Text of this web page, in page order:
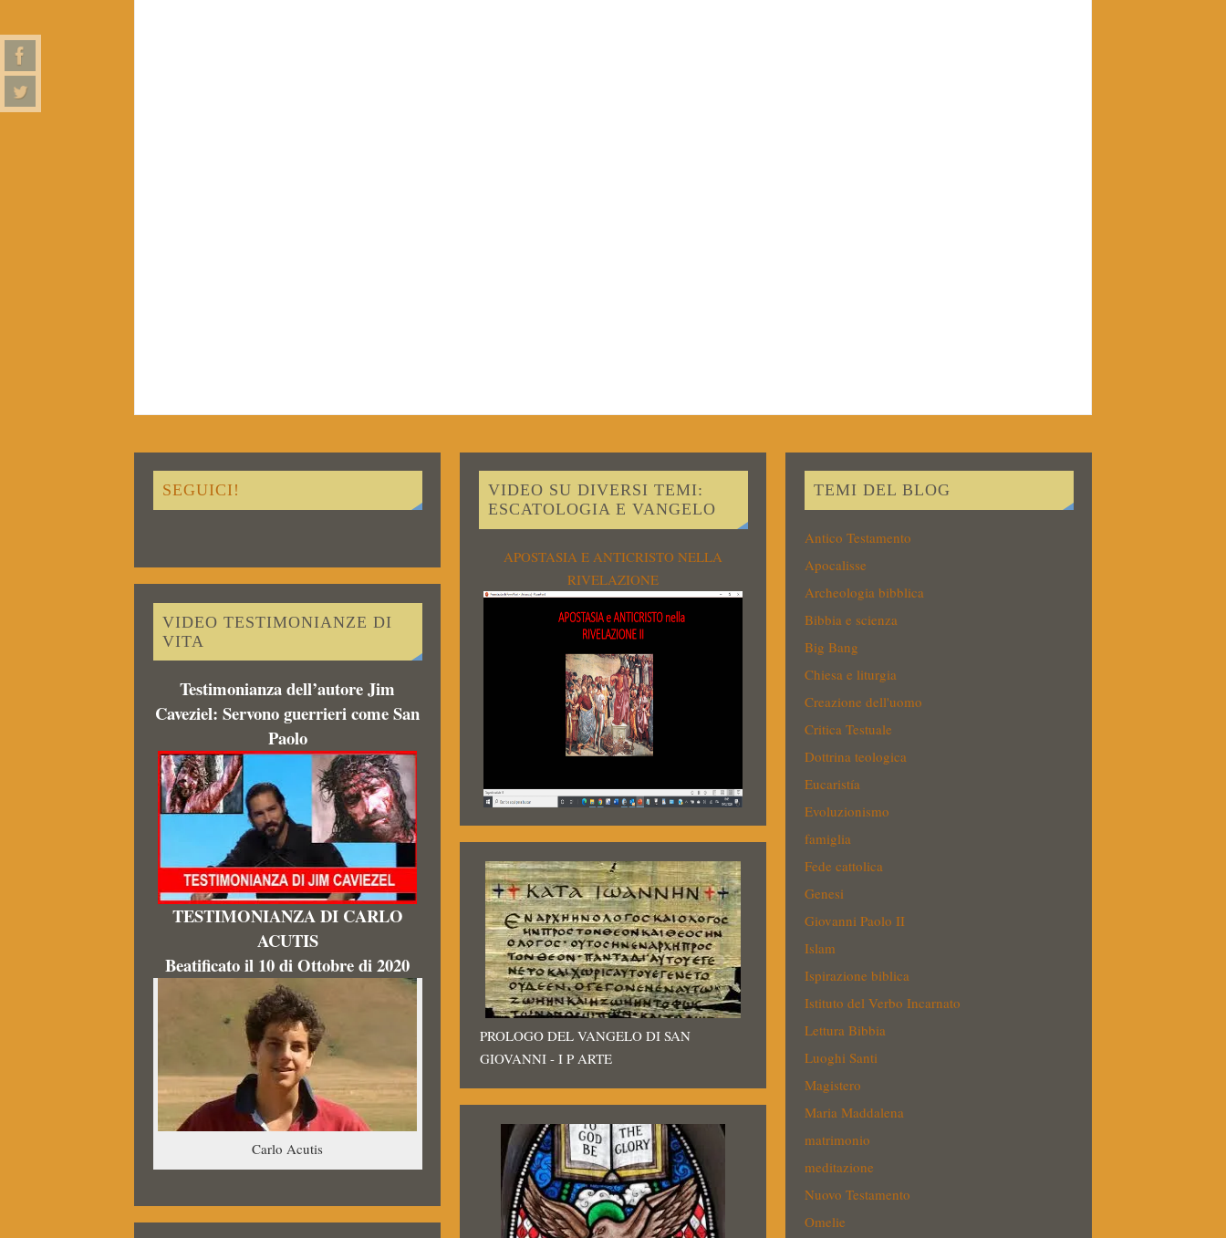
SEGUICI!
VIDEO TESTIMONIANZE DI
VITA
Testimonianza dell’autore Jim
Caveziel: Servono guerrieri come San
Paolo
TESTIMONIANZA DI CARLO
ACUTIS
Beatificato il 10 di Ottobre di 2020
Carlo Acutis
VIDEO SU DIVERSI TEMI:
ESCATOLOGIA E VANGELO
APOSTASIA E ANTICRISTO NELLA
RIVELAZIONE
PROLOGO DEL VANGELO DI SAN
GIOVANNI - I P ARTE
TEMI DEL BLOG
Antico Testamento
Apocalisse
Archeologia bibblica
Bibbia e scienza
Big Bang
Chiesa e liturgia
Creazione dell'uomo
Critica Testuale
Dottrina teologica
Eucaristía
Evoluzionismo
famiglia
Fede cattolica
Genesi
Giovanni Paolo II
Islam
Ispirazione biblica
Istituto del Verbo Incarnato
Lettura Bibbia
Luoghi Santi
Magistero
Maria Maddalena
matrimonio
meditazione
Nuovo Testamento
Omelie